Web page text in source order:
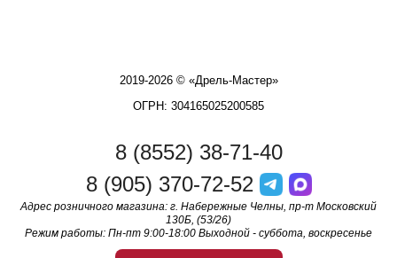
2019-2026 © «Дрель-Мастер»
ОГРН: 304165025200585
8 (8552) 38-71-40
8 (905) 370-72-52
Адрес розничного магазина: г. Набережные Челны, пр-т Московский
130Б, (53/26)
Режим работы: Пн-пт 9:00-18:00 Выходной - суббота, воскресенье